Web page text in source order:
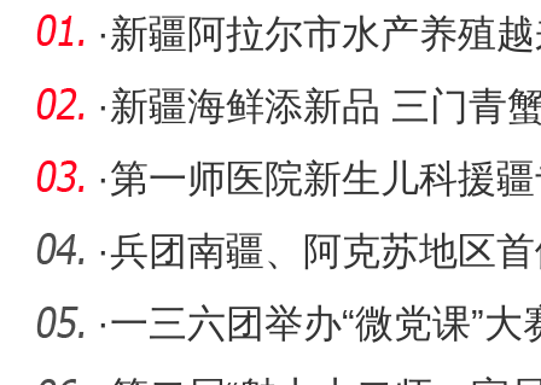
·新疆阿拉尔市水产养殖越
·新疆海鲜添新品 三门青
·第一师医院新生儿科援
危重新生
·兵团南疆、阿克苏地区
助生
·一三六团举办“微党课”大